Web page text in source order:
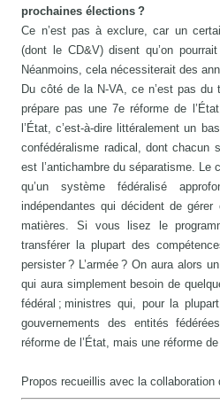
prochaines élections ?
Ce n’est pas à exclure, car un
(dont le CD&V) disent qu’on
Néanmoins, cela nécessiterait des
Du côté de la N-VA, ce n’est pas
prépare pas une 7e réforme de
l’État, c’est-à-dire littéralement un
confédéralisme radical, dont chacun
est l’antichambre du séparatisme. Le
qu’un système fédéralisé
indépendantes qui décident de
matières. Si vous lisez le
transférer la plupart des
persister ? L’armée ? On aura alors
qui aura simplement besoin de
fédéral ; ministres qui, pour la
gouvernements des entités
réforme de l’État, mais une réforme
Propos recueillis avec la collaboration